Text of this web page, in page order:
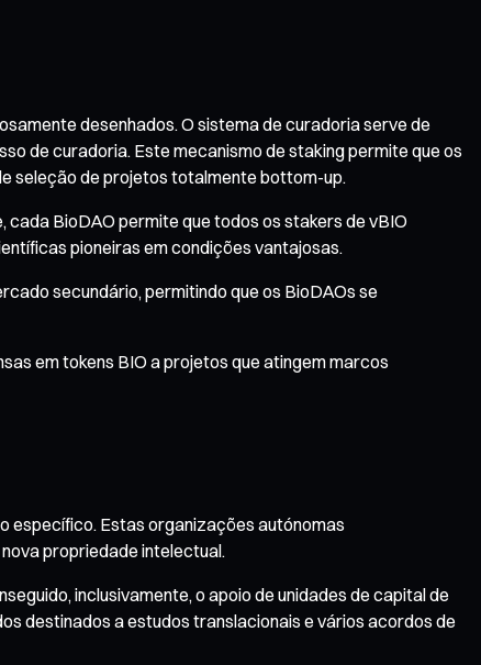
desenhados. O sistema de curadoria serve de
de curadoria. Este mecanismo de staking permite que os
seleção de projetos totalmente bottom-up.
BioDAO permite que todos os stakers de vBIO
pioneiras em condições vantajosas.
secundário, permitindo que os BioDAOs se
em tokens BIO a projetos que atingem marcos
específico. Estas organizações autónomas
propriedade intelectual.
inclusivamente, o apoio de unidades de capital de
destinados a estudos translacionais e vários acordos de